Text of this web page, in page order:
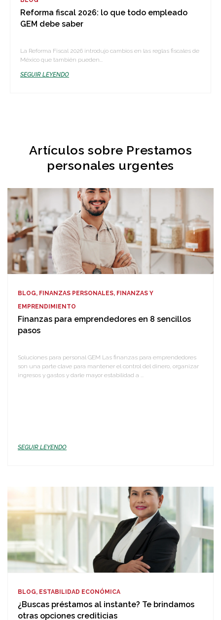
Reforma fiscal 2026: lo que todo empleado
GEM debe saber
La Reforma Fiscal 2026 introdujo cambios en las reglas fiscales de
México que también pueden...
SEGUIR LEYENDO
Artículos sobre Prestamos
personales urgentes
BLOG, FINANZAS PERSONALES, FINANZAS Y
EMPRENDIMIENTO
Finanzas para emprendedores en 8 sencillos
pasos
Soluciones para personal GEM Las finanzas para emprendedores
son una parte clave para mantener el control del dinero, organizar
ingresos y gastos y darle mayor estabilidad a ...
SEGUIR LEYENDO
BLOG, ESTABILIDAD ECONÓMICA
¿Buscas préstamos al instante? Te brindamos
otras opciones crediticias